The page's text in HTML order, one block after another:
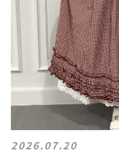
2026.07.20